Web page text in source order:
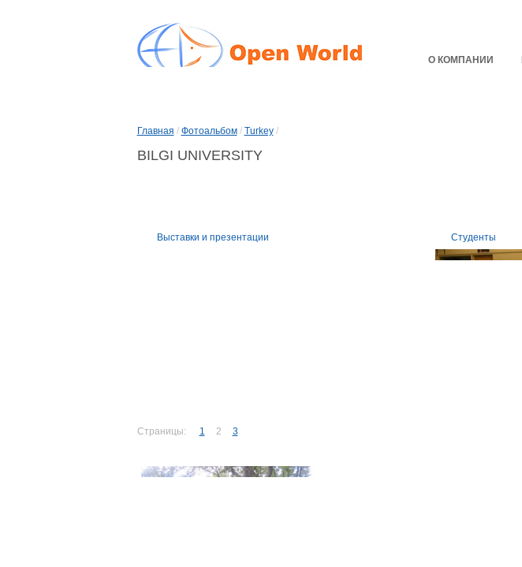
О КОМПАНИИ
Главная / Фотоальбом / Turkey /
BILGI UNIVERSITY
Выставки и презентации Студенты
Страницы: 1 2 3